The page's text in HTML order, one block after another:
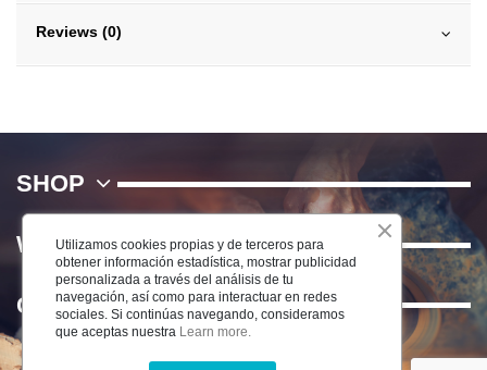
Reviews (0)
SHOP
WE
Contact us
Utilizamos cookies propias y de terceros para
obtener información estadística, mostrar publicidad
personalizada a través del análisis de tu
navegación, así como para interactuar en redes
sociales. Si continúas navegando, consideramos
que aceptas nuestra Learn more.